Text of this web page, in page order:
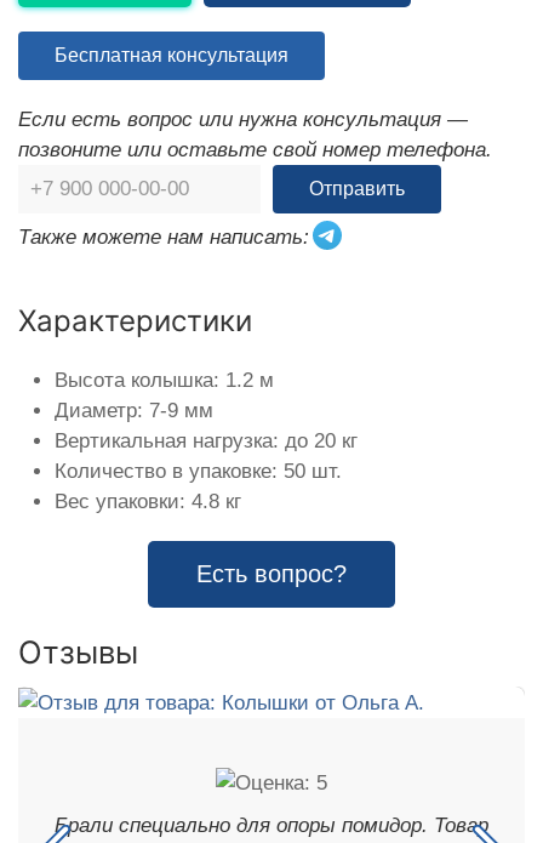
Бесплатная консультация
Если есть вопрос или нужна консультация —
позвоните или оставьте свой номер телефона.
Отправить
Также можете нам написать:
Характеристики
Высота колышка: 1.2 м
Диаметр: 7-9 мм
Вертикальная нагрузка: до 20 кг
Количество в упаковке: 50 шт.
Вес упаковки: 4.8 кг
Есть вопрос?
Отзывы
Брали специально для опоры помидор. Товар